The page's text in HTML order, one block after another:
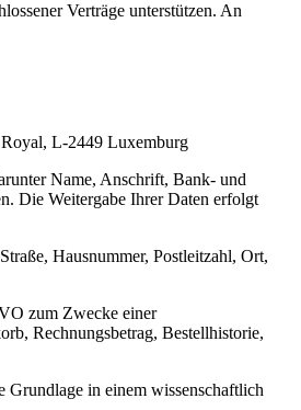
Verträge unterstützen. An
Royal, L-2449 Luxemburg
Name, Anschrift, Bank- und
Die Weitergabe Ihrer Daten erfolgt
Hausnummer, Postleitzahl, Ort,
zum Zwecke einer
Rechnungsbetrag, Bestellhistorie,
Grundlage in einem wissenschaftlich